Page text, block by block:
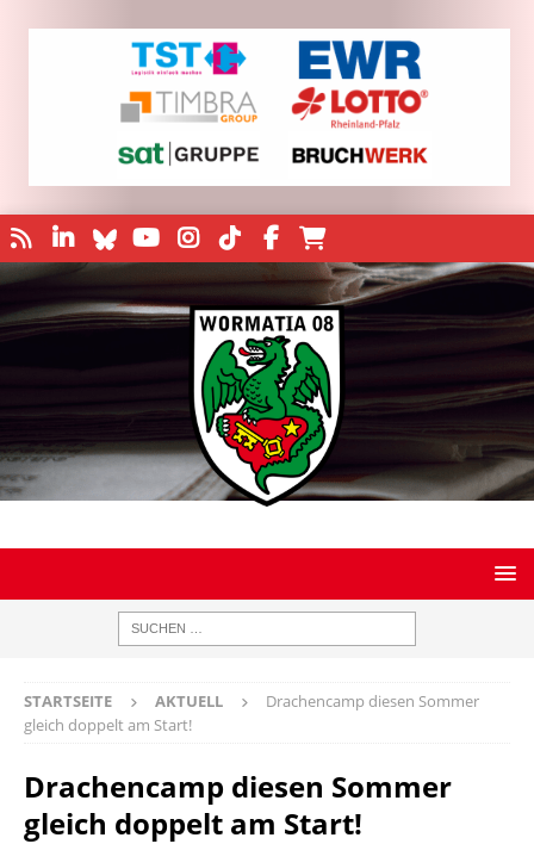
STARTSEITE AKTUELL
Drachencamp diesen Sommer
gleich doppelt am Start!
Drachencamp diesen Sommer
gleich doppelt am Start!